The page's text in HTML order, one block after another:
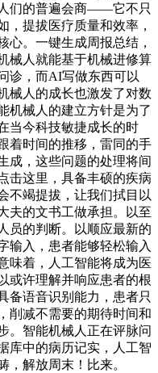
们的普遍会商——它不只
，提拔医疗质量和效率，
心。一键生成周报总结，
械人就能基于机械进修算
诊，而AI写做东西可以
械人的成长也激发了对数
机械人的建立方针是为了
当今科技敏捷成长的时
着时间的推移，雷同的手
成，这些问题的处理将间
击这里，具备丰硕的疾病
不竭提拔，让我们拭目以
夫的文书工做承担。以至
员的判断。以顺应最新的
输入，患者能够轻松输入
味着，人工智能将成为医
或许理解并响应患者的根
备语音识别能力，患者只
削减不需要的期待时间和
。智能机械人正在评脉问
库中的病历记实，人工智
，解放周末！比来。